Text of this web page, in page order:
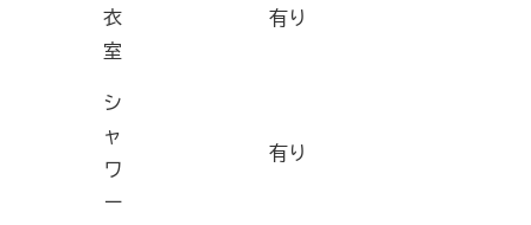
衣
室
有り
シ
ャ
ワ
ー
有り